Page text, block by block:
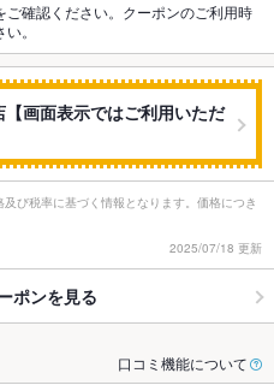
確認ください。クーポンのご利用時
。
画面表示ではご利用いただ
び税率に基づく情報となります。価格につき
2025/07/18 更新
ポンを見る
口コミ機能について